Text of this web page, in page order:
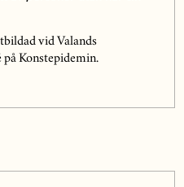
vid Valands
på Konstepidemin.